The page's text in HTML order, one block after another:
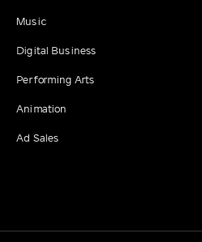
Music
Digital Business
Performing Arts
Animation
Ad Sales